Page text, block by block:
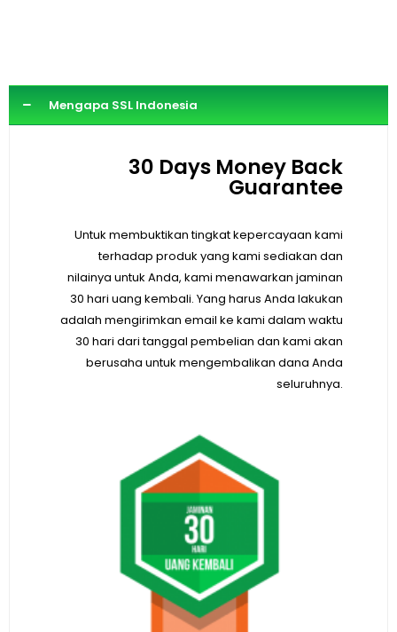
Mengapa SSL Indonesia
30 Days Money Back
Guarantee
Untuk membuktikan tingkat kepercayaan kami
terhadap produk yang kami sediakan dan
nilainya untuk Anda, kami menawarkan jaminan
30 hari uang kembali. Yang harus Anda lakukan
adalah mengirimkan email ke kami dalam waktu
30 hari dari tanggal pembelian dan kami akan
berusaha untuk mengembalikan dana Anda
seluruhnya.